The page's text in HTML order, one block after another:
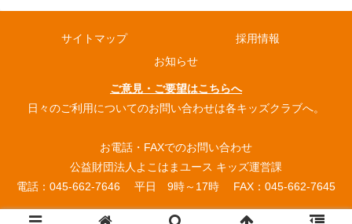
サイトマップ
採用情報
お知らせ
ご意見・ご要望はこちらへ
日々のご利用についてのお問い合わせは各キッズクラブへ。
お電話・FAXでのお問い合わせ
公益財団法人よこはまユース キッズ運営課
電話：045-662-7646 平日 9時～17時 FAX：045-662-7645